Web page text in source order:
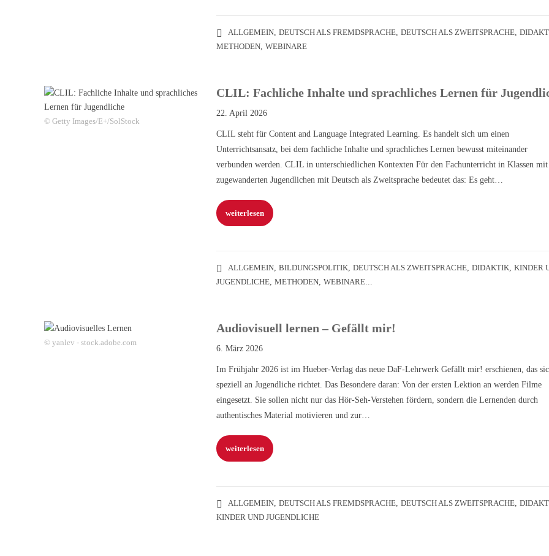
ALLGEMEIN,DEUTSCH ALS FREMDSPRACHE,DEUTSCH ALS ZWEITSPRACHE,
METHODEN,WEBINARE
© Getty Images/E+/SolStock
CLIL: Fachliche Inhalte und sprachliches Lernen für
22. April 2026
CLIL steht für Content and Language Integrated Learning. Es handelt sich um einen
Unterrichtsansatz, bei dem fachliche Inhalte und sprachliches Lernen bewusst miteinander
verbunden werden. CLIL in unterschiedlichen Kontexten Für den Fachunterricht in Klassen mit
zugewanderten Jugendlichen mit Deutsch als Zweitsprache bedeutet das: Es geht…
weiterlesen
ALLGEMEIN,BILDUNGSPOLITIK,DEUTSCH ALS ZWEITSPRACHE,DIDAKTIK,KINDER
JUGENDLICHE,METHODEN,WEBINARE...
© yanlev - stock.adobe.com
Audiovisuell lernen – Gefällt mir!
6. März 2026
Im Frühjahr 2026 ist im Hueber-Verlag das neue DaF-Lehrwerk Gefällt mir! erschienen, das
speziell an Jugendliche richtet. Das Besondere daran: Von der ersten Lektion an werden Filme
eingesetzt. Sie sollen nicht nur das Hör-Seh-Verstehen fördern, sondern die Lernenden durch
authentisches Material motivieren und zur…
weiterlesen
ALLGEMEIN,DEUTSCH ALS FREMDSPRACHE,DEUTSCH ALS ZWEITSPRACHE,
KINDER UND JUGENDLICHE